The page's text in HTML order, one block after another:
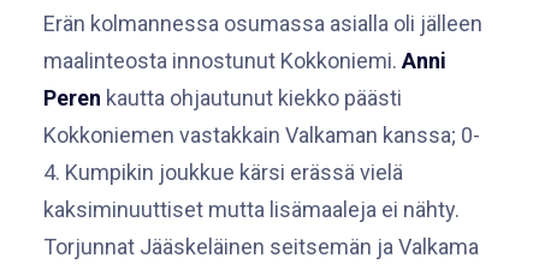
Erän kolmannessa osumassa asialla oli jälleen
maalinteosta innostunut Kokkoniemi. Anni
Peren kautta ohjautunut kiekko päästi
Kokkoniemen vastakkain Valkaman kanssa; 0-
4. Kumpikin joukkue kärsi erässä vielä
kaksiminuuttiset mutta lisämaaleja ei nähty.
Torjunnat Jääskeläinen seitsemän ja Valkama